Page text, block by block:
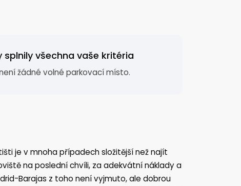
splnily všechna vaše kritéria
žádné volné parkovací místo.
je v mnoha případech složitější než najít
na poslední chvíli, za adekvátní náklady a
Barajas z toho není vyjmuto, ale dobrou